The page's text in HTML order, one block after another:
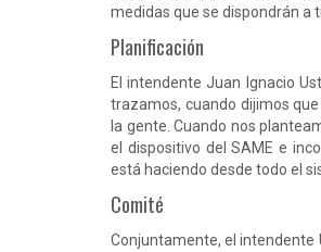
medidas que se dispondrán a
Planificación
El intendente Juan Ignacio
trazamos, cuando dijimos
la gente. Cuando nos
el dispositivo del SAME e
está haciendo desde todo el
Comité
Conjuntamente, el intendente